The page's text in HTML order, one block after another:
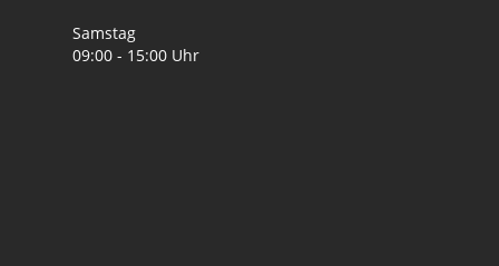
Samstag
09:00 - 15:00 Uhr